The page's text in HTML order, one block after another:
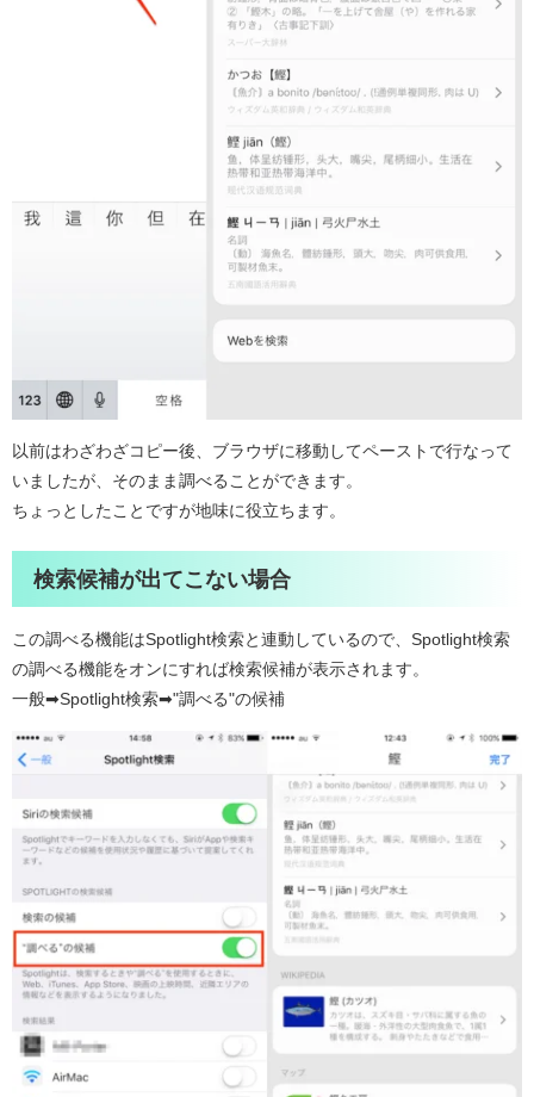
以前はわざわざコピー後、ブラウザに移動してペーストで行なって
いましたが、そのまま調べることができます。
ちょっとしたことですが地味に役立ちます。
検索候補が出てこない場合
この調べる機能はSpotlight検索と連動しているので、Spotlight検索
の調べる機能をオンにすれば検索候補が表示されます。
一般➡︎Spotlight検索➡︎"調べる"の候補